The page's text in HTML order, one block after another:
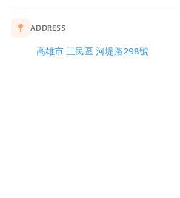
ADDRESS
高雄市 三民區 河堤路298號